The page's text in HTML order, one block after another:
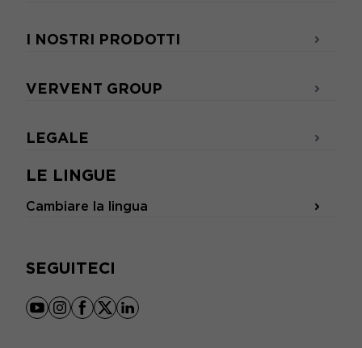
LE LINGUE
Cambiare la lingua
SEGUITECI
youtube
instagram
facebook
x linkedin
I NOSTRI PRODOTTI
VERVENT GROUP
LEGALE